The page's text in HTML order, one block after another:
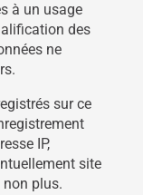
à un usage
des
ne
sur ce
IP,
site
non plus.